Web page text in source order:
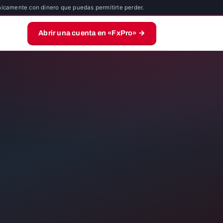
con dinero que puedas permitirte perder.
Abrir una cuenta en «FxPro» →